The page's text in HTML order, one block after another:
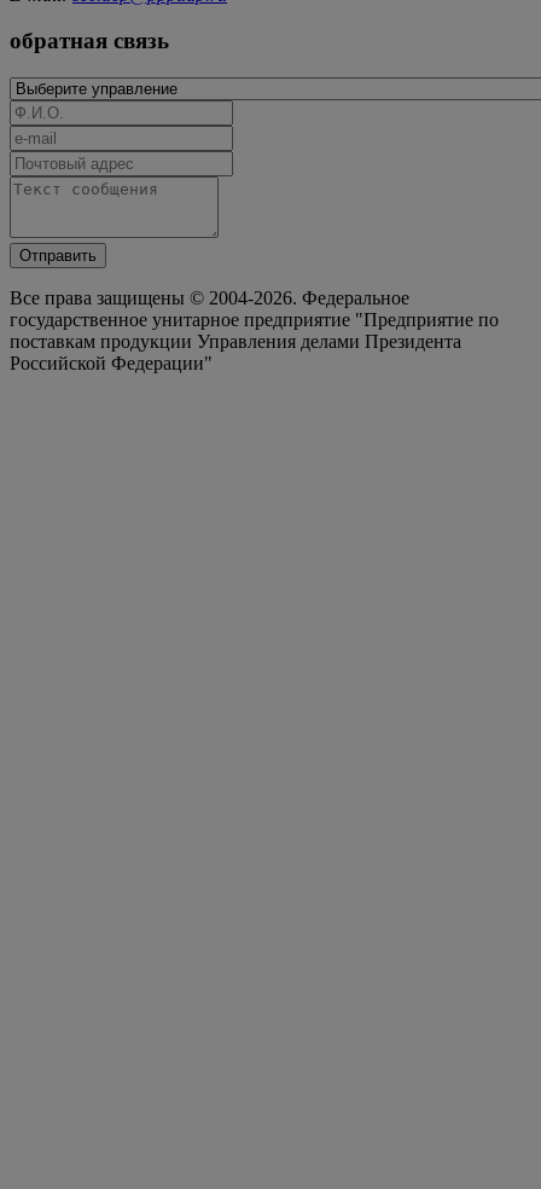
обратная связь
Отправить
Все права защищены © 2004-2026. Федеральное
государственное унитарное предприятие "Предприятие по
поставкам продукции Управления делами Президента
Российской Федерации"